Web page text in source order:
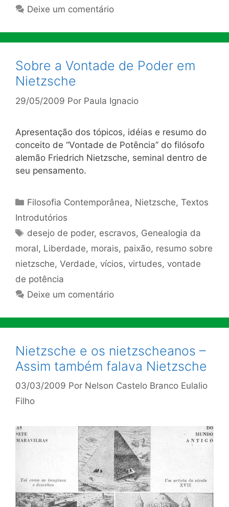
Deixe um comentário
Sobre a Vontade de Poder em
Nietzsche
29/05/2009 Por Paula Ignacio
Apresentação dos tópicos, idéias e resumo do
conceito de “Vontade de Potência” do filósofo
alemão Friedrich Nietzsche, seminal dentro de
seu pensamento.
Categorias
Filosofia Contemporânea, Nietzsche,Textos
Introdutórios
Tags
desejo de poder, escravos, Genealogia da
moral, Liberdade, morais, paixão, resumo sobre
nietzsche, Verdade, vícios, virtudes, vontade
de potência
Deixe um comentário
Nietzsche e os nietzscheanos –
Assim também falava Nietzsche
03/03/2009 Por Nelson Castelo Branco Eulalio
Filho